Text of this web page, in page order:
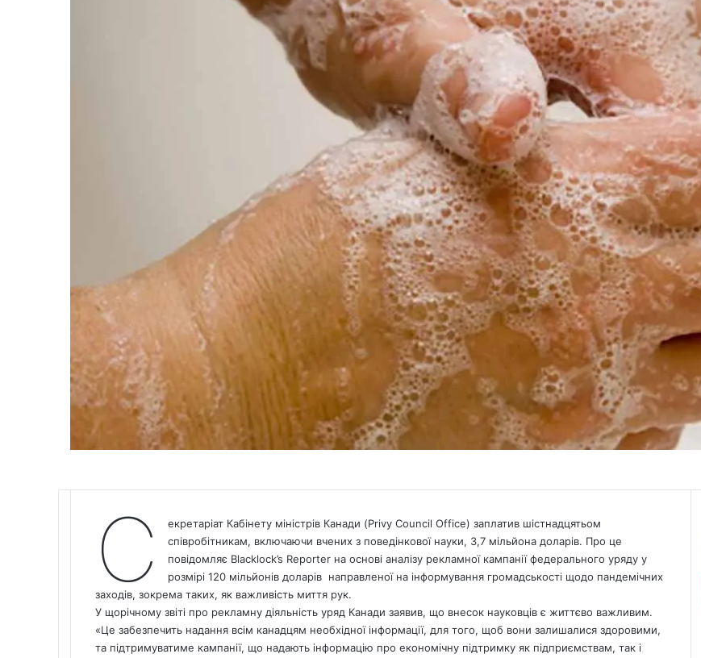
С
екретаріат Кабінету міністрів Канади (Privy Council Office) заплатив шістнадцятьом
співробітникам, включаючи вчених з поведінкової науки, 3,7 мільйона доларів. Про це
повідомляє Blacklock’s Reporter на основі аналізу рекламної кампанії федерального уряду у
розмірі 120 мільйонів доларів направленої на інформування громадськості щодо пандемічних
заходів, зокрема таких, як важливість миття рук.
У щорічному звіті про рекламну діяльність уряд Канади заявив, що внесок науковців є життєво важливим.
«Це забезпечить надання всім канадцям необхідної інформації, для того, щоб вони залишалися здоровими,
та підтримуватиме кампанії, що надають інформацію про економічну підтримку як підприємствам, так і